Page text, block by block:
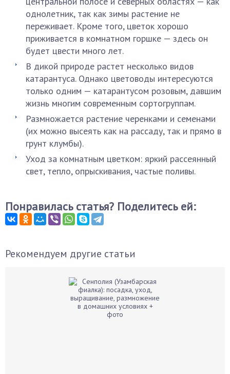
однолетник, так как зимы растение не
переживает. Кроме того, цветок хорошо
приживается в комнатном горшке — здесь он
будет цвести много лет.
В дикой природе растет несколько видов
катарантуса. Однако цветоводы интересуются
только одним — катарантусом розовым, давшим
жизнь многим современным сортогруппам.
Размножается растение черенками и семенами
(их можно высеять как на рассаду, так и прямо в
грунт клумбы).
Уход за комнатным цветком: яркий рассеянный
свет, тепло, опрыскивания, частые поливы.
Понравилась статья? Поделитесь ей:
Рекомендуем другие статьи